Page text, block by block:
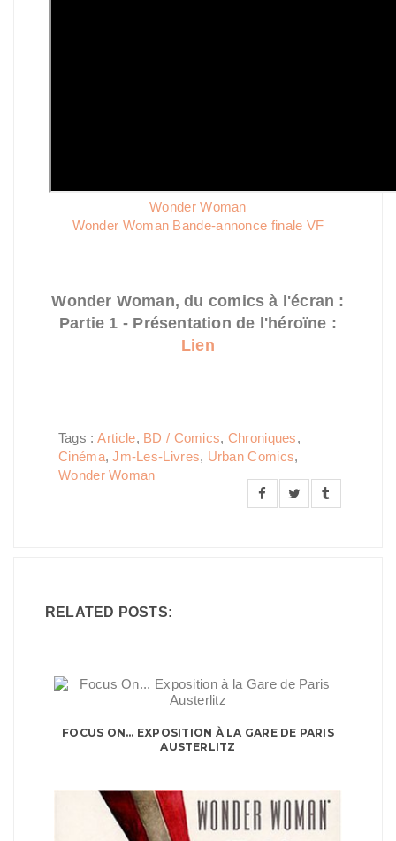
Wonder Woman
Wonder Woman Bande-annonce finale VF
Wonder Woman, du comics à l'écran :
Partie 1 - Présentation de l'héroïne :
Lien
Tags :Article, BD / Comics, Chroniques,
Cinéma,Jm-Les-Livres, Urban Comics,
Wonder Woman
RELATED POSTS:
FOCUS ON... EXPOSITION À LA GARE DE PARIS
AUSTERLITZ